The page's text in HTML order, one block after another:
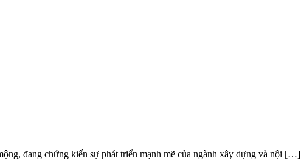
đang chứng kiến sự phát triển mạnh mẽ của ngành xây dựng và nội […]